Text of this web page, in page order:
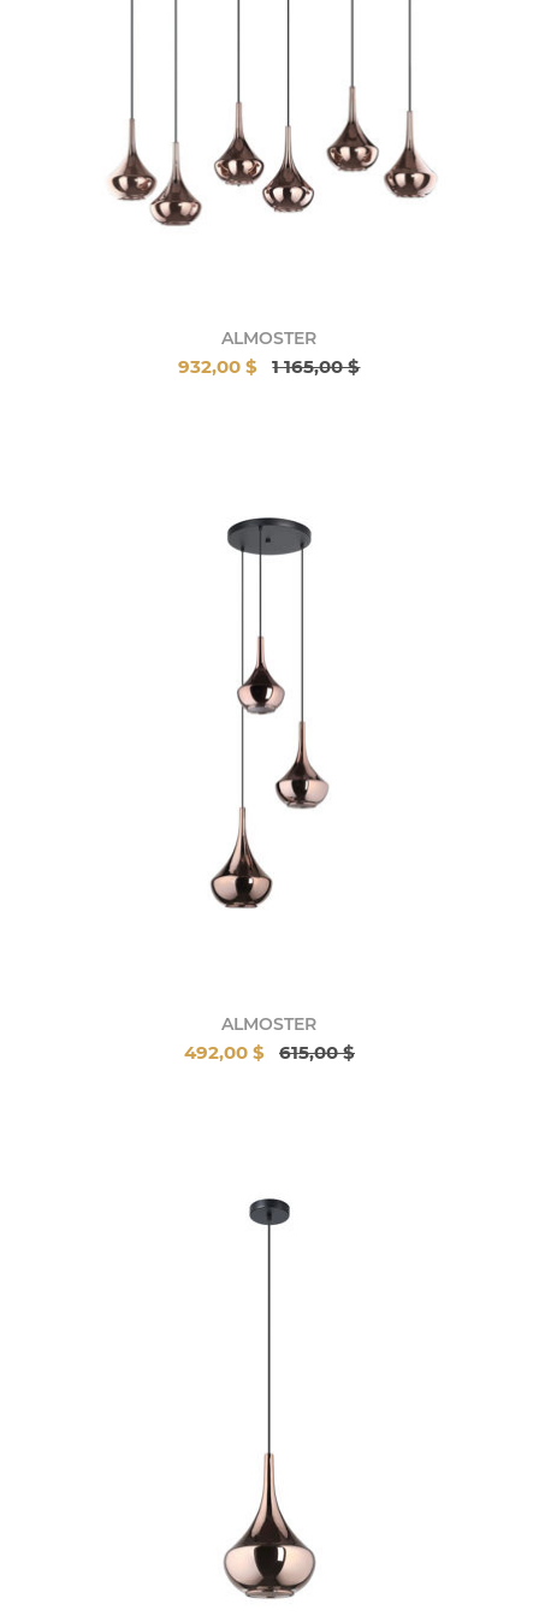
ALMOSTER
932,00 $ 1 165,00 $
ALMOSTER
492,00 $ 615,00 $